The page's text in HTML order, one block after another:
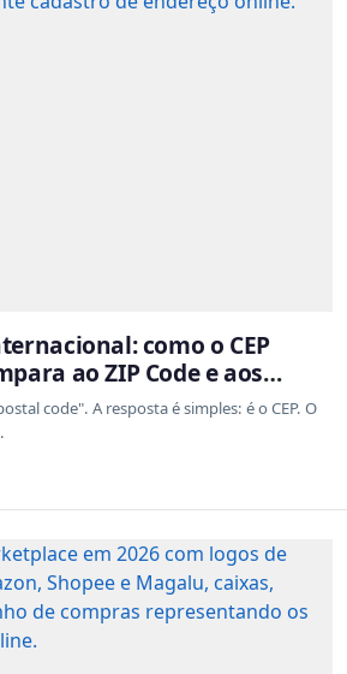
como o CEP
ao ZIP Code e aos
países
code". A resposta é simples: é o CEP. O